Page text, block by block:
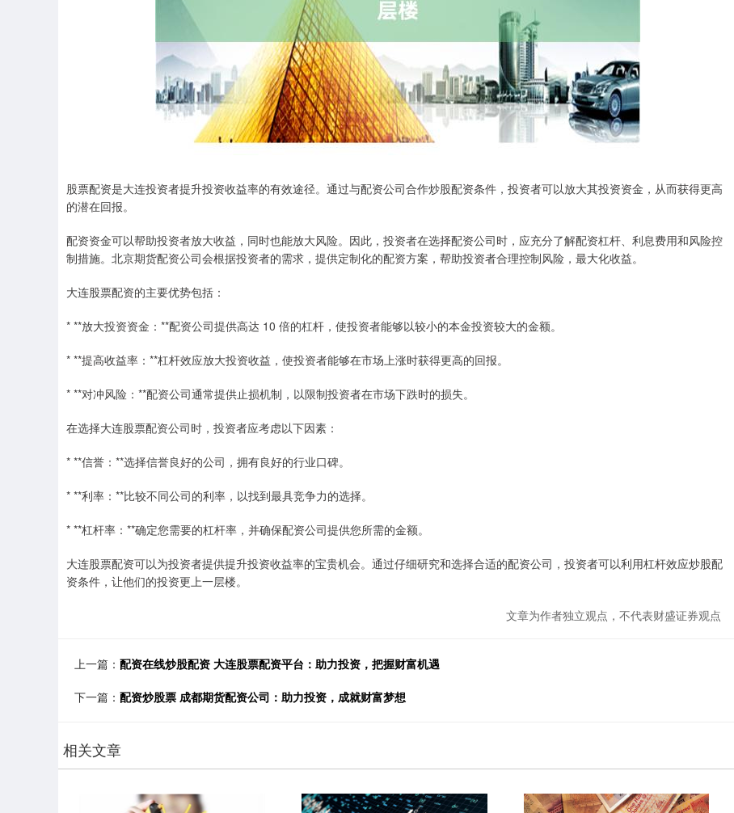
股票配资是大连投资者提升投资收益率的有效途径。通过与配资公司合作炒股配资条件，投资者可以放大其投资资金，从而获得更高
的潜在回报。
配资资金可以帮助投资者放大收益，同时也能放大风险。因此，投资者在选择配资公司时，应充分了解配资杠杆、利息费用和风险控
制措施。北京期货配资公司会根据投资者的需求，提供定制化的配资方案，帮助投资者合理控制风险，最大化收益。
大连股票配资的主要优势包括：
* **放大投资资金：**配资公司提供高达 10 倍的杠杆，使投资者能够以较小的本金投资较大的金额。
* **提高收益率：**杠杆效应放大投资收益，使投资者能够在市场上涨时获得更高的回报。
* **对冲风险：**配资公司通常提供止损机制，以限制投资者在市场下跌时的损失。
在选择大连股票配资公司时，投资者应考虑以下因素：
* **信誉：**选择信誉良好的公司，拥有良好的行业口碑。
* **利率：**比较不同公司的利率，以找到最具竞争力的选择。
* **杠杆率：**确定您需要的杠杆率，并确保配资公司提供您所需的金额。
大连股票配资可以为投资者提供提升投资收益率的宝贵机会。通过仔细研究和选择合适的配资公司，投资者可以利用杠杆效应炒股配
资条件，让他们的投资更上一层楼。
文章为作者独立观点，不代表财盛证券观点
上一篇： 配资在线炒股配资 大连股票配资平台：助力投资，把握财富机遇
下一篇： 配资炒股票 成都期货配资公司：助力投资，成就财富梦想
相关文章